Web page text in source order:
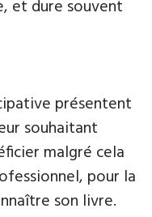
et dure souvent
présentent
souhaitant
malgré cela
pour la
son livre.